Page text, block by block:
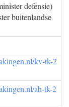
defensie)
buitenlandse
kv-tk-2
ah-tk-2